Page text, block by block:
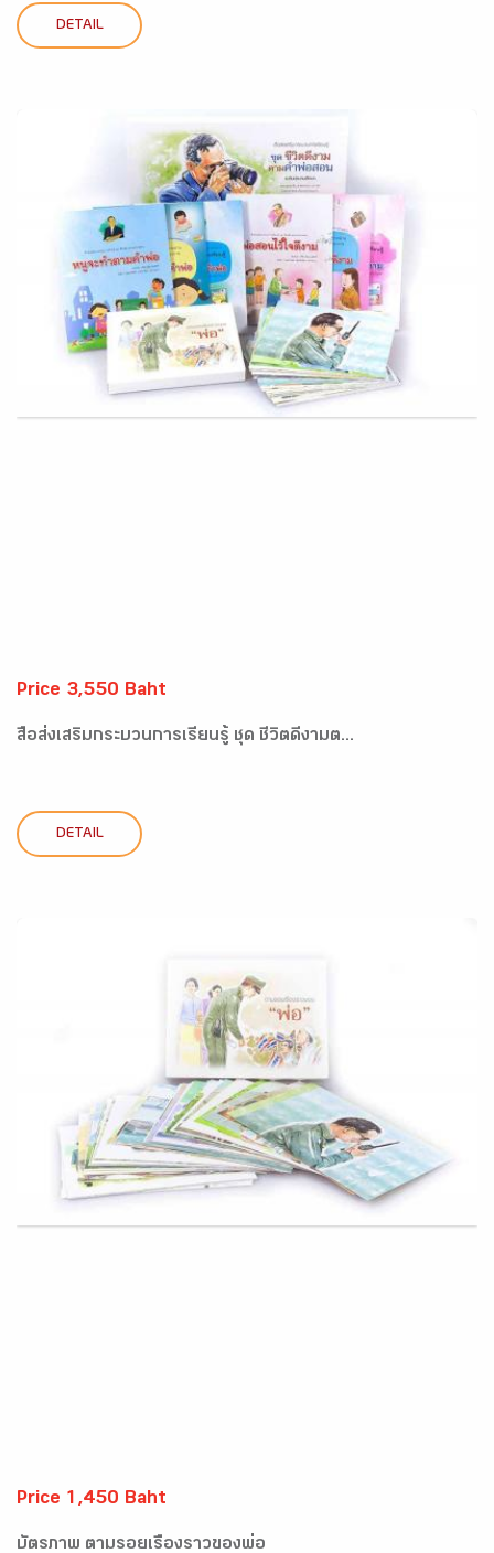
DETAIL
Price 3,550 Baht
สื่อส่งเสริมกระบวนการเรียนรู้ ชุด ชีวิตดีงามต...
DETAIL
Price 1,450 Baht
บัตรภาพ ตามรอยเรื่องราวของพ่อ